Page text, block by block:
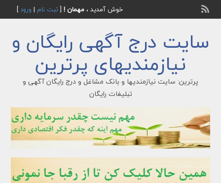
خوش آمدید ، مهمان ![ثبت نام | ورود]
سایت درج آگهی رایگان و
نیازمندیهای پرترین
پرترین: سایت نیازمندیها و بانک مشاغل و درج رایگان آگهی و
تبلیغات رایگان